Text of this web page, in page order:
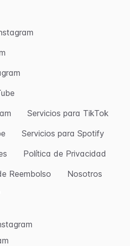
Servicios para TikTok
Servicios para Spotify
Política de Privacidad
Reembolso
Nosotros